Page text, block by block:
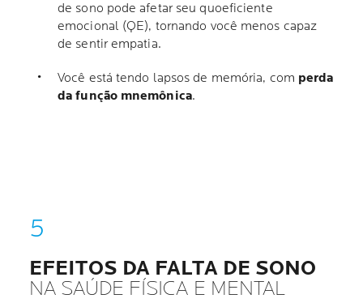
de sono pode afetar seu quoeficiente
emocional (QE), tornando você menos capaz
de sentir empatia.
Você está tendo lapsos de memória, com perda
da função mnemônica.
EFEITOS DA FALTA DE SONO
NA SAÚDE FÍSICA E MENTAL